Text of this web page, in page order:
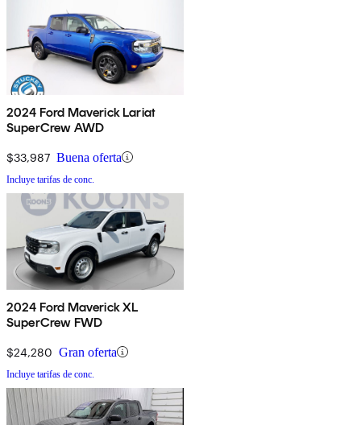
2024 Ford Maverick Lariat
SuperCrew AWD
$33,987 Buena oferta
Incluye tarifas de conc.
2024 Ford Maverick XL
SuperCrew FWD
$24,280 Gran oferta
Incluye tarifas de conc.